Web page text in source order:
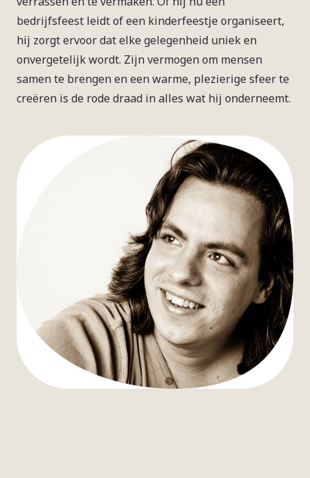
bedrijfsfeest leidt of een kinderfeestje organiseert,
hij zorgt ervoor dat elke gelegenheid uniek en
onvergetelijk wordt. Zijn vermogen om mensen
samen te brengen en een warme, plezierige sfeer te
creëren is de rode draad in alles wat hij onderneemt.